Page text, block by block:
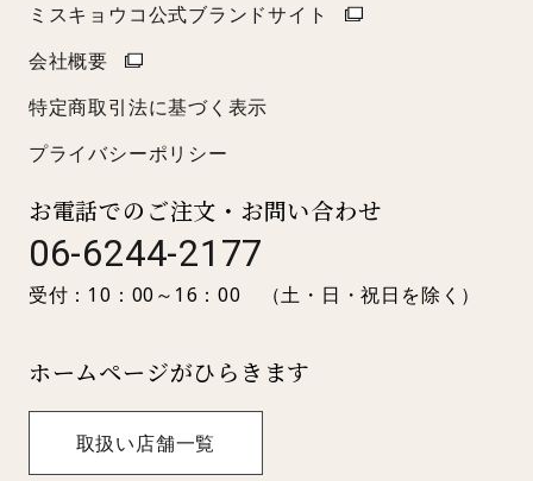
ミスキョウコ公式ブランドサイト
会社概要
特定商取引法に基づく表示
プライバシーポリシー
お電話でのご注文・お問い合わせ
06-6244-2177
受付：10：00～16：00 （土・日・祝日を除く）
ホームページがひらきます
取扱い店舗一覧